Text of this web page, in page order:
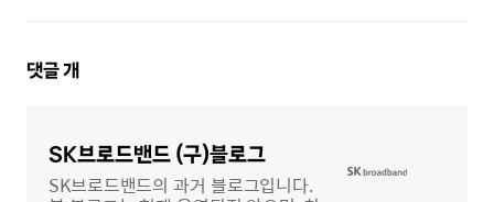
댓
댓글개
SK브로드밴드 (구)블로그
SK브로드밴드의 과거 블로그입니다.